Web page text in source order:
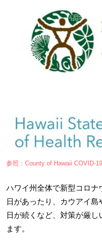
参照：County of Hawaii COVID-
ハワイ州全体で新型コロ
日があったり、カウアイ
日が続くなど、対策が厳
ます。